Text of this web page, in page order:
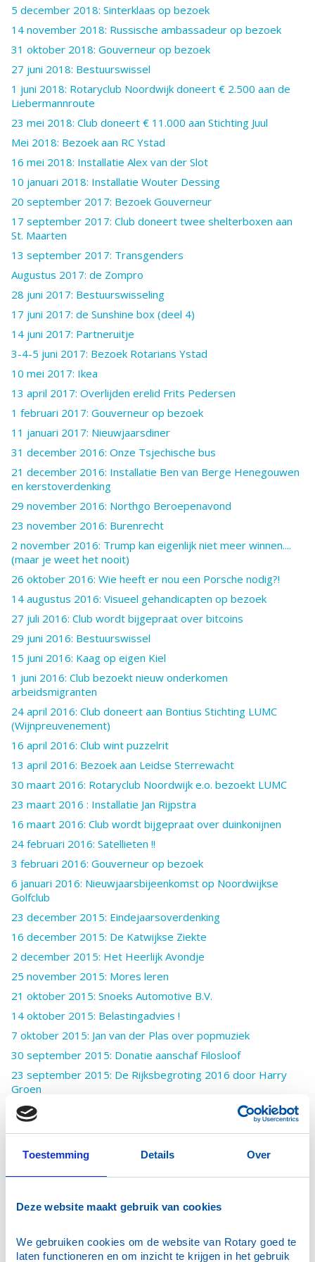
Toestemming Details Over
Deze website maakt gebruik van cookies
We gebruiken cookies om de website van Rotary goed te
laten functioneren en om inzicht te krijgen in het gebruik
5 december 2018: Sinterklaas op bezoek
14 november 2018: Russische ambassadeur op bezoek
31 oktober 2018: Gouverneur op bezoek
27 juni 2018: Bestuurswissel
1 juni 2018: Rotaryclub Noordwijk doneert € 2.500 aan de
Liebermannroute
23 mei 2018: Club doneert € 11.000 aan Stichting Juul
Mei 2018: Bezoek aan RC Ystad
16 mei 2018: Installatie Alex van der Slot
10 januari 2018: Installatie Wouter Dessing
20 september 2017: Bezoek Gouverneur
17 september 2017: Club doneert twee shelterboxen aan
St. Maarten
13 september 2017: Transgenders
Augustus 2017: de Zompro
28 juni 2017: Bestuurswisseling
17 juni 2017: de Sunshine box (deel 4)
14 juni 2017: Partneruitje
3-4-5 juni 2017: Bezoek Rotarians Ystad
10 mei 2017: Ikea
13 april 2017: Overlijden erelid Frits Pedersen
1 februari 2017: Gouverneur op bezoek
11 januari 2017: Nieuwjaarsdiner
31 december 2016: Onze Tsjechische bus
21 december 2016: Installatie Ben van Berge Henegouwen
en kerstoverdenking
29 november 2016: Northgo Beroepenavond
23 november 2016: Burenrecht
2 november 2016: Trump kan eigenlijk niet meer winnen....
(maar je weet het nooit)
26 oktober 2016: Wie heeft er nou een Porsche nodig?!
14 augustus 2016: Visueel gehandicapten op bezoek
27 juli 2016: Club wordt bijgepraat over bitcoins
29 juni 2016: Bestuurswissel
15 juni 2016: Kaag op eigen Kiel
1 juni 2016: Club bezoekt nieuw onderkomen
arbeidsmigranten
24 april 2016: Club doneert aan Bontius Stichting LUMC
(Wijnpreuvenement)
16 april 2016: Club wint puzzelrit
13 april 2016: Bezoek aan Leidse Sterrewacht
30 maart 2016: Rotaryclub Noordwijk e.o. bezoekt LUMC
23 maart 2016 : Installatie Jan Rijpstra
16 maart 2016: Club wordt bijgepraat over duinkonijnen
24 februari 2016: Satellieten !!
3 februari 2016: Gouverneur op bezoek
6 januari 2016: Nieuwjaarsbijeenkomst op Noordwijkse
Golfclub
23 december 2015: Eindejaarsoverdenking
16 december 2015: De Katwijkse Ziekte
2 december 2015: Het Heerlijk Avondje
25 november 2015: Mores leren
21 oktober 2015: Snoeks Automotive B.V.
14 oktober 2015: Belastingadvies !
7 oktober 2015: Jan van der Plas over popmuziek
30 september 2015: Donatie aanschaf Filosloof
23 september 2015: De Rijksbegroting 2016 door Harry
Groen
18 september 2015: Club schenkt AED
2 september 2015: Wisseling van de wacht
30 juni 2015: Donatie EUR 10.000 Bontius Stichting
18 juni 2015: de Sunshinebox (deel 3)